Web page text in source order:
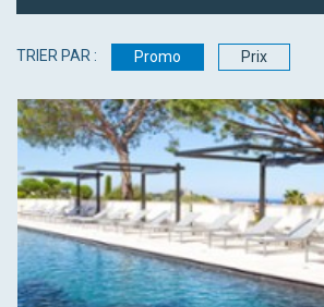
TRIER PAR : Promo Prix